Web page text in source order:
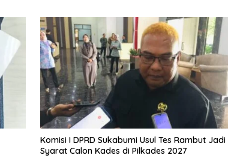
Komisi I DPRD Sukabumi Usul Tes Rambut Jadi
Syarat Calon Kades di Pilkades 2027